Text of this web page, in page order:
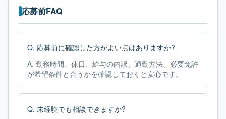
応募前FAQ
Q. 応募前に確認した方がよい点はありますか?
A. 勤務時間、休日、給与の内訳、通勤方法、必要免許
が希望条件と合うかを確認しておくと安心です。
Q. 未経験でも相談できますか?